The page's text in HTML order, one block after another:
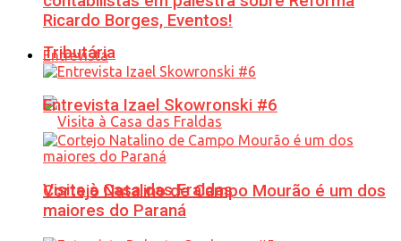
Tributária
Visita à Casa das Fraldas
Ricardo Borges, Eventos!
Entrevista
Entrevista Izael Skowronski #6
Cortejo Natalino de Campo Mourão é um dos
maiores do Paraná